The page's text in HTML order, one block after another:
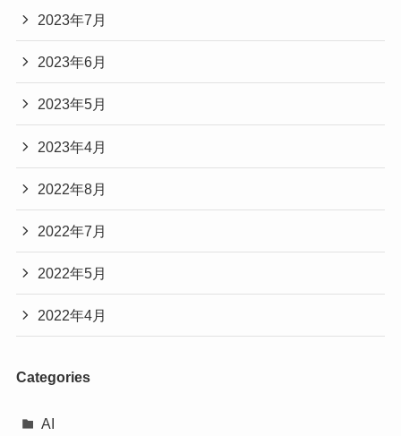
2023年7月
2023年6月
2023年5月
2023年4月
2022年8月
2022年7月
2022年5月
2022年4月
Categories
AI